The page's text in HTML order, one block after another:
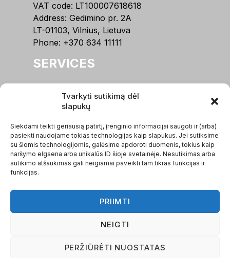
Tvarkyti sutikimą dėl
slapukų
Siekdami teikti geriausią patirtį, įrenginio informacijai saugoti ir (arba)
pasiekti naudojame tokias technologijas kaip slapukus. Jei sutiksime
su šiomis technologijomis, galėsime apdoroti duomenis, tokius kaip
naršymo elgsena arba unikalūs ID šioje svetainėje. Nesutikimas arba
sutikimo atšaukimas gali neigiamai paveikti tam tikras funkcijas ir
funkcijas.
PRIIMTI
NEIGTI
PERŽIŪRĖTI NUOSTATAS
VAT code: LT100007618618
Address: Gedimino pr. 2A
LT-01103, Vilnius, Lietuva
Phone: +370 634 11111
SERVICES
Sole Proprietorship (IĮ) Accounting
Accounting for Small Partnerships (MB)
Accounting Management for UAB/ VŠĮ
Company establishment
Other services
MENU